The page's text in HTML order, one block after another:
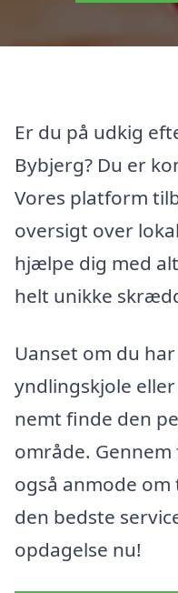
Er du på udkig
Bybjerg? Du er
Vores platform
oversigt over
hjælpe dig med
helt unikke
Uanset om du
yndlingskjole
nemt finde den
område.
også anmode
den bedste
opdagelse nu!